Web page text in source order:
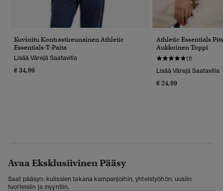
Kuvioitu Kontrastireunainen Athletic
Essentials-T-Paita
Lisää Värejä Saatavilla
€ 34,99
Athletic Essentials
Aukkoinen Toppi
(1)
Lisää Värejä Saatavilla
€ 24,99
Avaa Eksklusiivinen Pääsy
Saat pääsyn: kulissien takana kampanjoihin, yhteistyöhön, uusiin
tuotteisiin ja myyntiin.